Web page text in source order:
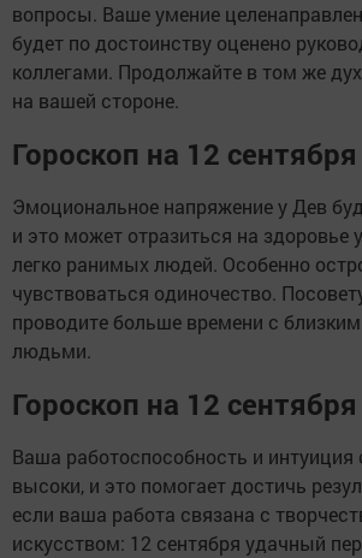
вопросы. Ваше умение
будет по достоинству оценено
коллегами. Продолжайте в том же
на вашей стороне.
Гороскоп на 12
Эмоциональное напряжение у Дев
и это может отразиться на здоровье
легко ранимых людей. Особенно
чувствоваться одиночество.
проводите больше времени с
людьми.
Гороскоп на 12
Ваша работоспособность и интуиция
высоки, и это помогает достичь
если ваша работа связана с
искусством: 12 сентября удачный